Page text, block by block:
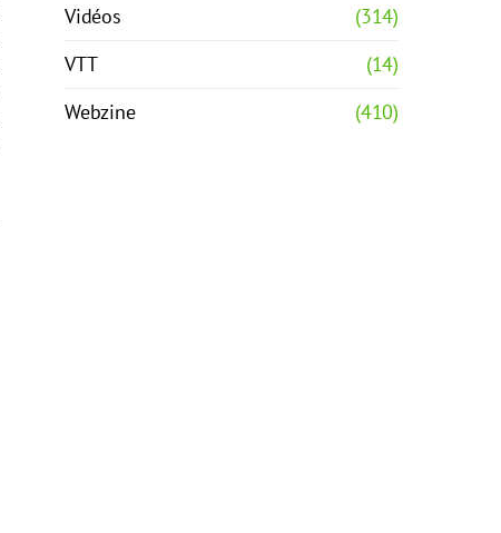
Vidéos
(314)
VTT
(14)
Webzine
(410)